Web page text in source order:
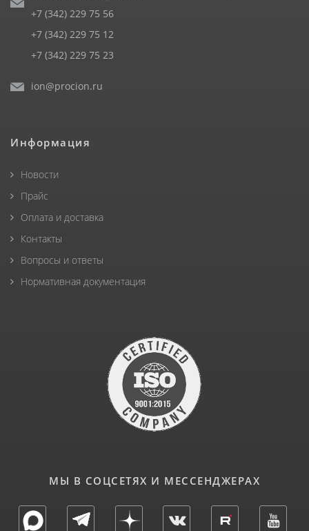
+7 (342) 229 75 56
+7 (342) 229 75 12
+7 (342) 229 75 23
ion@procion.ru
Информация
Новости
Прайс
Оплата и доставка
Контакты
Вопросы и ответы
Нормативная документация
МЫ В СОЦСЕТЯХ И МЕССЕНДЖЕРАХ